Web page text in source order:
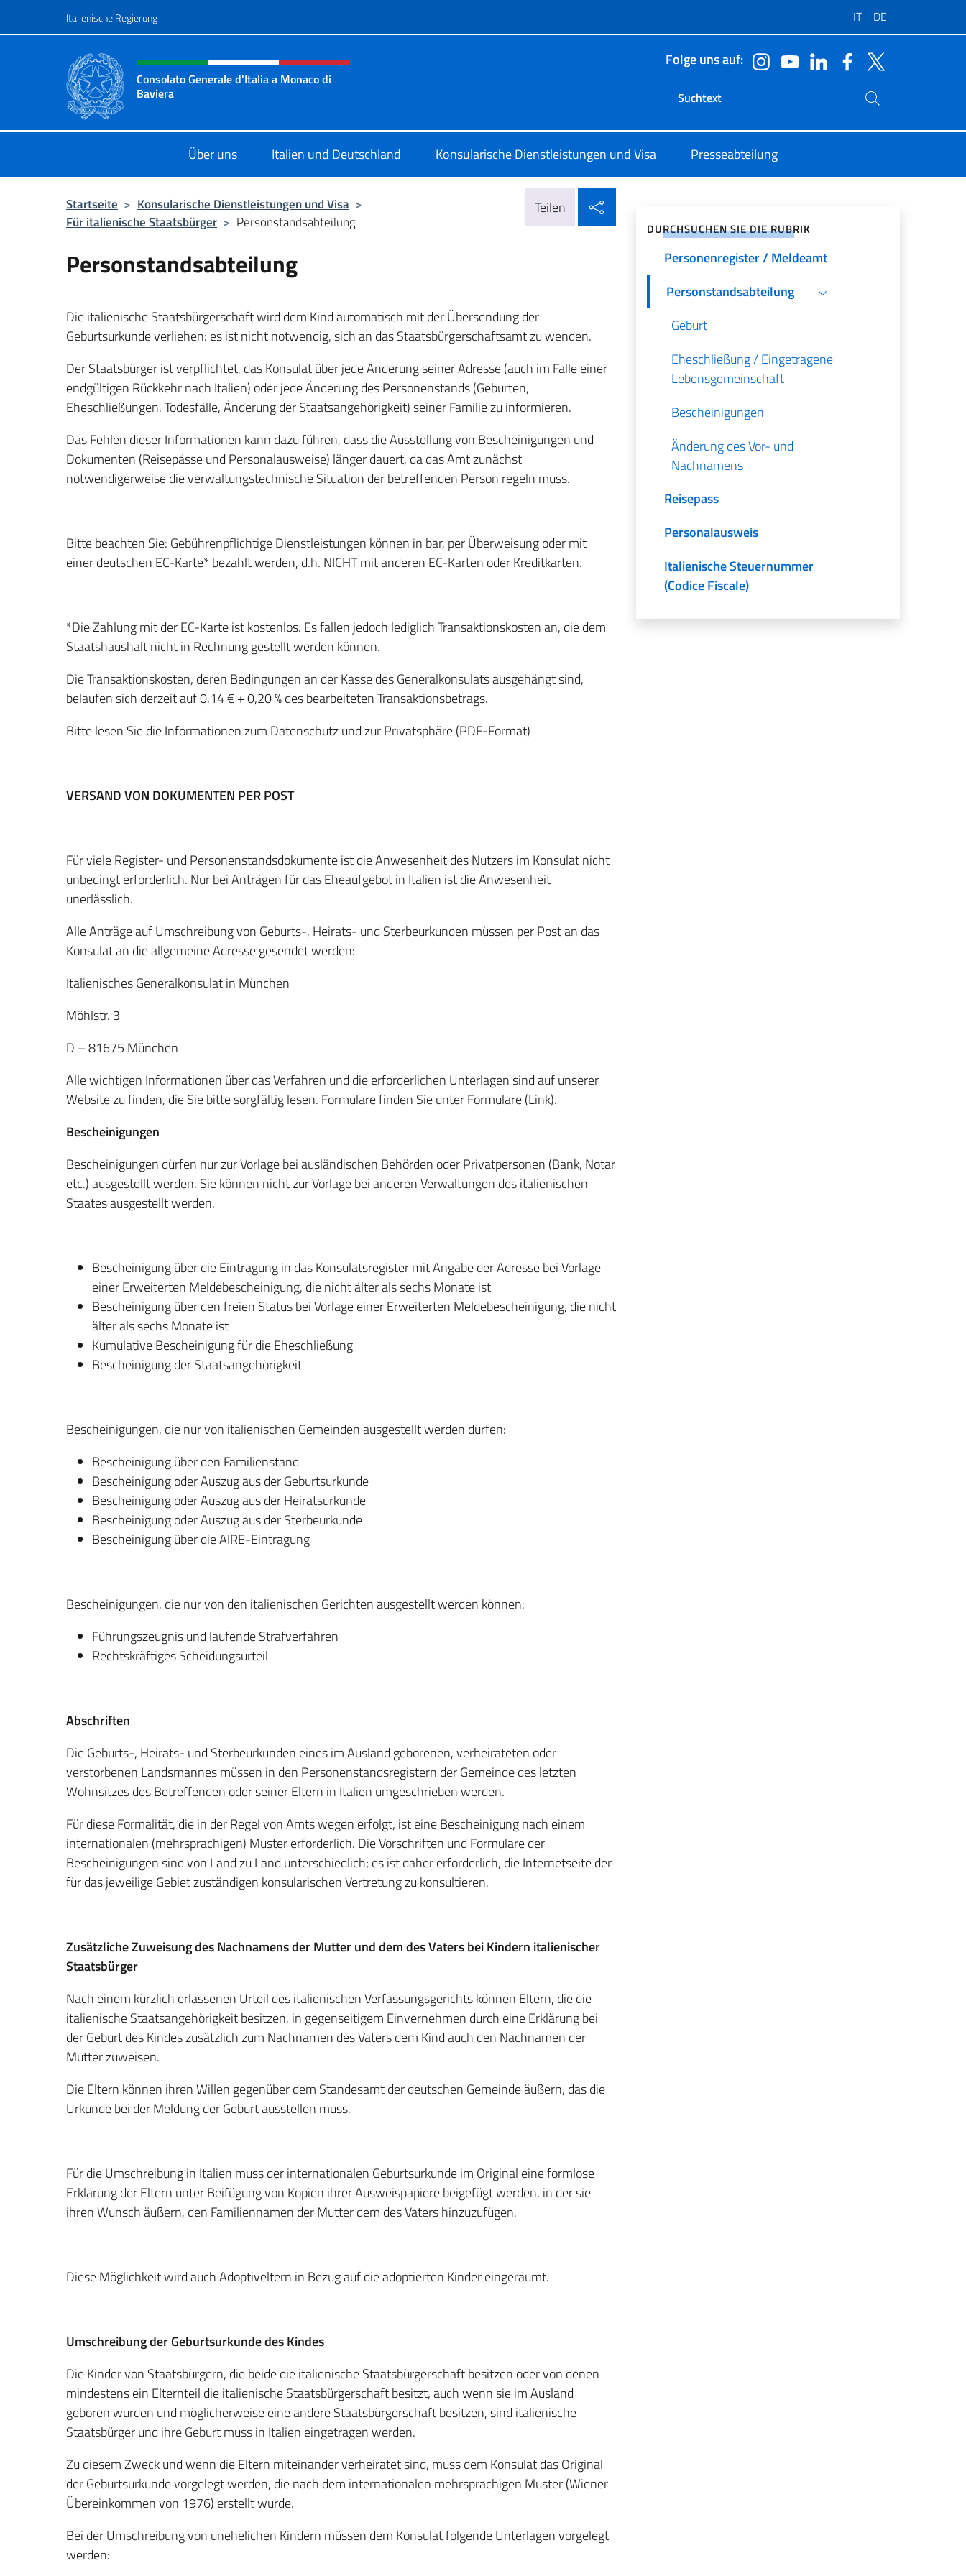
Italienische Regierung IT DE
Header-Site, Social und Menü
Consolato Generale d'Italia a Monaco di
Baviera
Folge uns auf:
Ricerca sito live
Suchen Sie auf der Website
Über uns Italien und Deutschland Konsularische Dienstleistungen und Visa Presseabteilung
Startseite > Konsularische Dienstleistungen und Visa >
Für italienische Staatsbürger > Personstandsabteilung
Teilen
Personstandsabteilung
Die italienische Staatsbürgerschaft wird dem Kind automatisch mit der Übersendung der
Geburtsurkunde verliehen: es ist nicht notwendig, sich an das Staatsbürgerschaftsamt zu wenden.
Der Staatsbürger ist verpflichtet, das Konsulat über jede Änderung seiner Adresse (auch im Falle einer
endgültigen Rückkehr nach Italien) oder jede Änderung des Personenstands (Geburten,
Eheschließungen, Todesfälle, Änderung der Staatsangehörigkeit) seiner Familie zu informieren.
Das Fehlen dieser Informationen kann dazu führen, dass die Ausstellung von Bescheinigungen und
Dokumenten (Reisepässe und Personalausweise) länger dauert, da das Amt zunächst
notwendigerweise die verwaltungstechnische Situation der betreffenden Person regeln muss.
Bitte beachten Sie: Gebührenpflichtige Dienstleistungen können in bar, per Überweisung oder mit
einer deutschen EC-Karte* bezahlt werden, d.h. NICHT mit anderen EC-Karten oder Kreditkarten.
*Die Zahlung mit der EC-Karte ist kostenlos. Es fallen jedoch lediglich Transaktionskosten an, die dem
Staatshaushalt nicht in Rechnung gestellt werden können.
Die Transaktionskosten, deren Bedingungen an der Kasse des Generalkonsulats ausgehängt sind,
belaufen sich derzeit auf 0,14 € + 0,20 % des bearbeiteten Transaktionsbetrags.
Bitte lesen Sie die Informationen zum Datenschutz und zur Privatsphäre (PDF-Format)
VERSAND VON DOKUMENTEN PER POST
Für viele Register- und Personenstandsdokumente ist die Anwesenheit des Nutzers im Konsulat nicht
unbedingt erforderlich. Nur bei Anträgen für das Eheaufgebot in Italien ist die Anwesenheit
unerlässlich.
Alle Anträge auf Umschreibung von Geburts-, Heirats- und Sterbeurkunden müssen per Post an das
Konsulat an die allgemeine Adresse gesendet werden:
Italienisches Generalkonsulat in München
Möhlstr. 3
D – 81675 München
Alle wichtigen Informationen über das Verfahren und die erforderlichen Unterlagen sind auf unserer
Website zu finden, die Sie bitte sorgfältig lesen. Formulare finden Sie unter Formulare (Link).
Bescheinigungen
Bescheinigungen dürfen nur zur Vorlage bei ausländischen Behörden oder Privatpersonen (Bank, Notar
etc.) ausgestellt werden. Sie können nicht zur Vorlage bei anderen Verwaltungen des italienischen
Staates ausgestellt werden.
Bescheinigung über die Eintragung in das Konsulatsregister mit Angabe der Adresse bei Vorlage
einer Erweiterten Meldebescheinigung, die nicht älter als sechs Monate ist
Bescheinigung über den freien Status bei Vorlage einer Erweiterten Meldebescheinigung, die nicht
älter als sechs Monate ist
Kumulative Bescheinigung für die Eheschließung
Bescheinigung der Staatsangehörigkeit
Bescheinigungen, die nur von italienischen Gemeinden ausgestellt werden dürfen:
Bescheinigung über den Familienstand
Bescheinigung oder Auszug aus der Geburtsurkunde
Bescheinigung oder Auszug aus der Heiratsurkunde
Bescheinigung oder Auszug aus der Sterbeurkunde
Bescheinigung über die AIRE-Eintragung
Bescheinigungen, die nur von den italienischen Gerichten ausgestellt werden können:
Führungszeugnis und laufende Strafverfahren
Rechtskräftiges Scheidungsurteil
Abschriften
Die Geburts-, Heirats- und Sterbeurkunden eines im Ausland geborenen, verheirateten oder
verstorbenen Landsmannes müssen in den Personenstandsregistern der Gemeinde des letzten
Wohnsitzes des Betreffenden oder seiner Eltern in Italien umgeschrieben werden.
Für diese Formalität, die in der Regel von Amts wegen erfolgt, ist eine Bescheinigung nach einem
internationalen (mehrsprachigen) Muster erforderlich. Die Vorschriften und Formulare der
Bescheinigungen sind von Land zu Land unterschiedlich; es ist daher erforderlich, die Internetseite der
für das jeweilige Gebiet zuständigen konsularischen Vertretung zu konsultieren.
Zusätzliche Zuweisung des Nachnamens der Mutter und dem des Vaters bei Kindern italienischer
Staatsbürger
Nach einem kürzlich erlassenen Urteil des italienischen Verfassungsgerichts können Eltern, die die
italienische Staatsangehörigkeit besitzen, in gegenseitigem Einvernehmen durch eine Erklärung bei
der Geburt des Kindes zusätzlich zum Nachnamen des Vaters dem Kind auch den Nachnamen der
Mutter zuweisen.
Die Eltern können ihren Willen gegenüber dem Standesamt der deutschen Gemeinde äußern, das die
Urkunde bei der Meldung der Geburt ausstellen muss.
Für die Umschreibung in Italien muss der internationalen Geburtsurkunde im Original eine formlose
Erklärung der Eltern unter Beifügung von Kopien ihrer Ausweispapiere beigefügt werden, in der sie
ihren Wunsch äußern, den Familiennamen der Mutter dem des Vaters hinzuzufügen.
Diese Möglichkeit wird auch Adoptiveltern in Bezug auf die adoptierten Kinder eingeräumt.
Umschreibung der Geburtsurkunde des Kindes
Die Kinder von Staatsbürgern, die beide die italienische Staatsbürgerschaft besitzen oder von denen
mindestens ein Elternteil die italienische Staatsbürgerschaft besitzt, auch wenn sie im Ausland
geboren wurden und möglicherweise eine andere Staatsbürgerschaft besitzen, sind italienische
Staatsbürger und ihre Geburt muss in Italien eingetragen werden.
Zu diesem Zweck und wenn die Eltern miteinander verheiratet sind, muss dem Konsulat das Original
der Geburtsurkunde vorgelegt werden, die nach dem internationalen mehrsprachigen Muster (Wiener
Übereinkommen von 1976) erstellt wurde.
Bei der Umschreibung von unehelichen Kindern müssen dem Konsulat folgende Unterlagen vorgelegt
werden:
DURCHSUCHEN SIE DIE RUBRIK
Personenregister / Meldeamt
Personstandsabteilung
Geburt
Eheschließung / Eingetragene
Lebensgemeinschaft
Bescheinigungen
Änderung des Vor- und
Nachnamens
Reisepass
Personalausweis
Italienische Steuernummer
(Codice Fiscale)
Sozialabteilung